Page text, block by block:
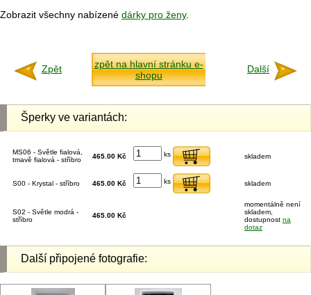
Zobrazit všechny nabízené dárky pro ženy.
Zpět
zpět na hlavní stránku e-
shopu
Další
Šperky ve variantách:
MS06 - Světle fialová,
tmavě fialová - stříbro
465.00 Kč ks skladem
S00 - Krystal - stříbro 465.00 Kč ks skladem
S02 - Světle modrá -
stříbro
465.00 Kč
momentálně není
skladem,
dostupnost na
dotaz
Další připojené fotografie: